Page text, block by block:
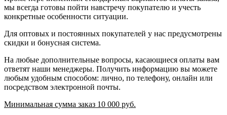
мы всегда готовы пойти навстречу покупателю и учесть
конкретные особенности ситуации.
Для оптовых и постоянных покупателей у нас предусмотрены
скидки и бонусная система.
На любые дополнительные вопросы, касающиеся оплаты вам
ответят наши менеджеры. Получить информацию вы можете
любым удобным способом: лично, по телефону, онлайн или
посредством электронной почты.
Минимальная сумма заказ 10 000 руб.